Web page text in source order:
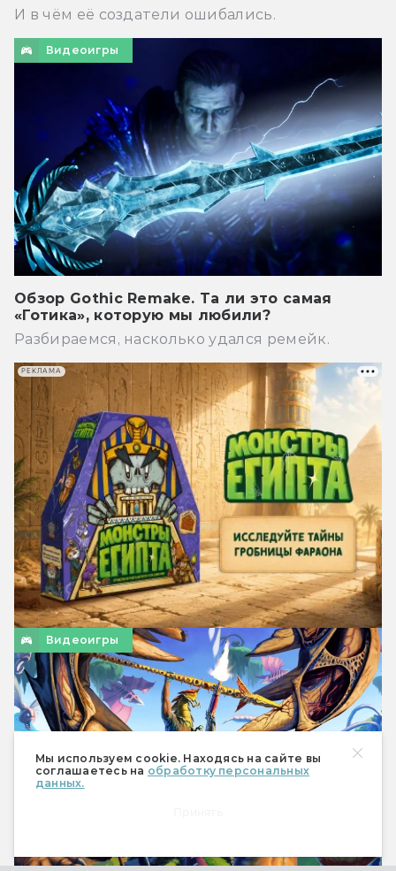
Мы используем cookie. Находясь на сайте вы
соглашаетесь на обработку персональных
данных.
И в чём её создатели ошибались.
Видеоигры
Обзор Gothic Remake. Та ли это самая
«Готика», которую мы любили?
Разбираемся, насколько удался ремейк.
Видеоигры
РЕКЛАМА